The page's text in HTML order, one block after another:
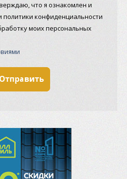
что я ознакомлен и
политики конфиденциальности
моих персональных